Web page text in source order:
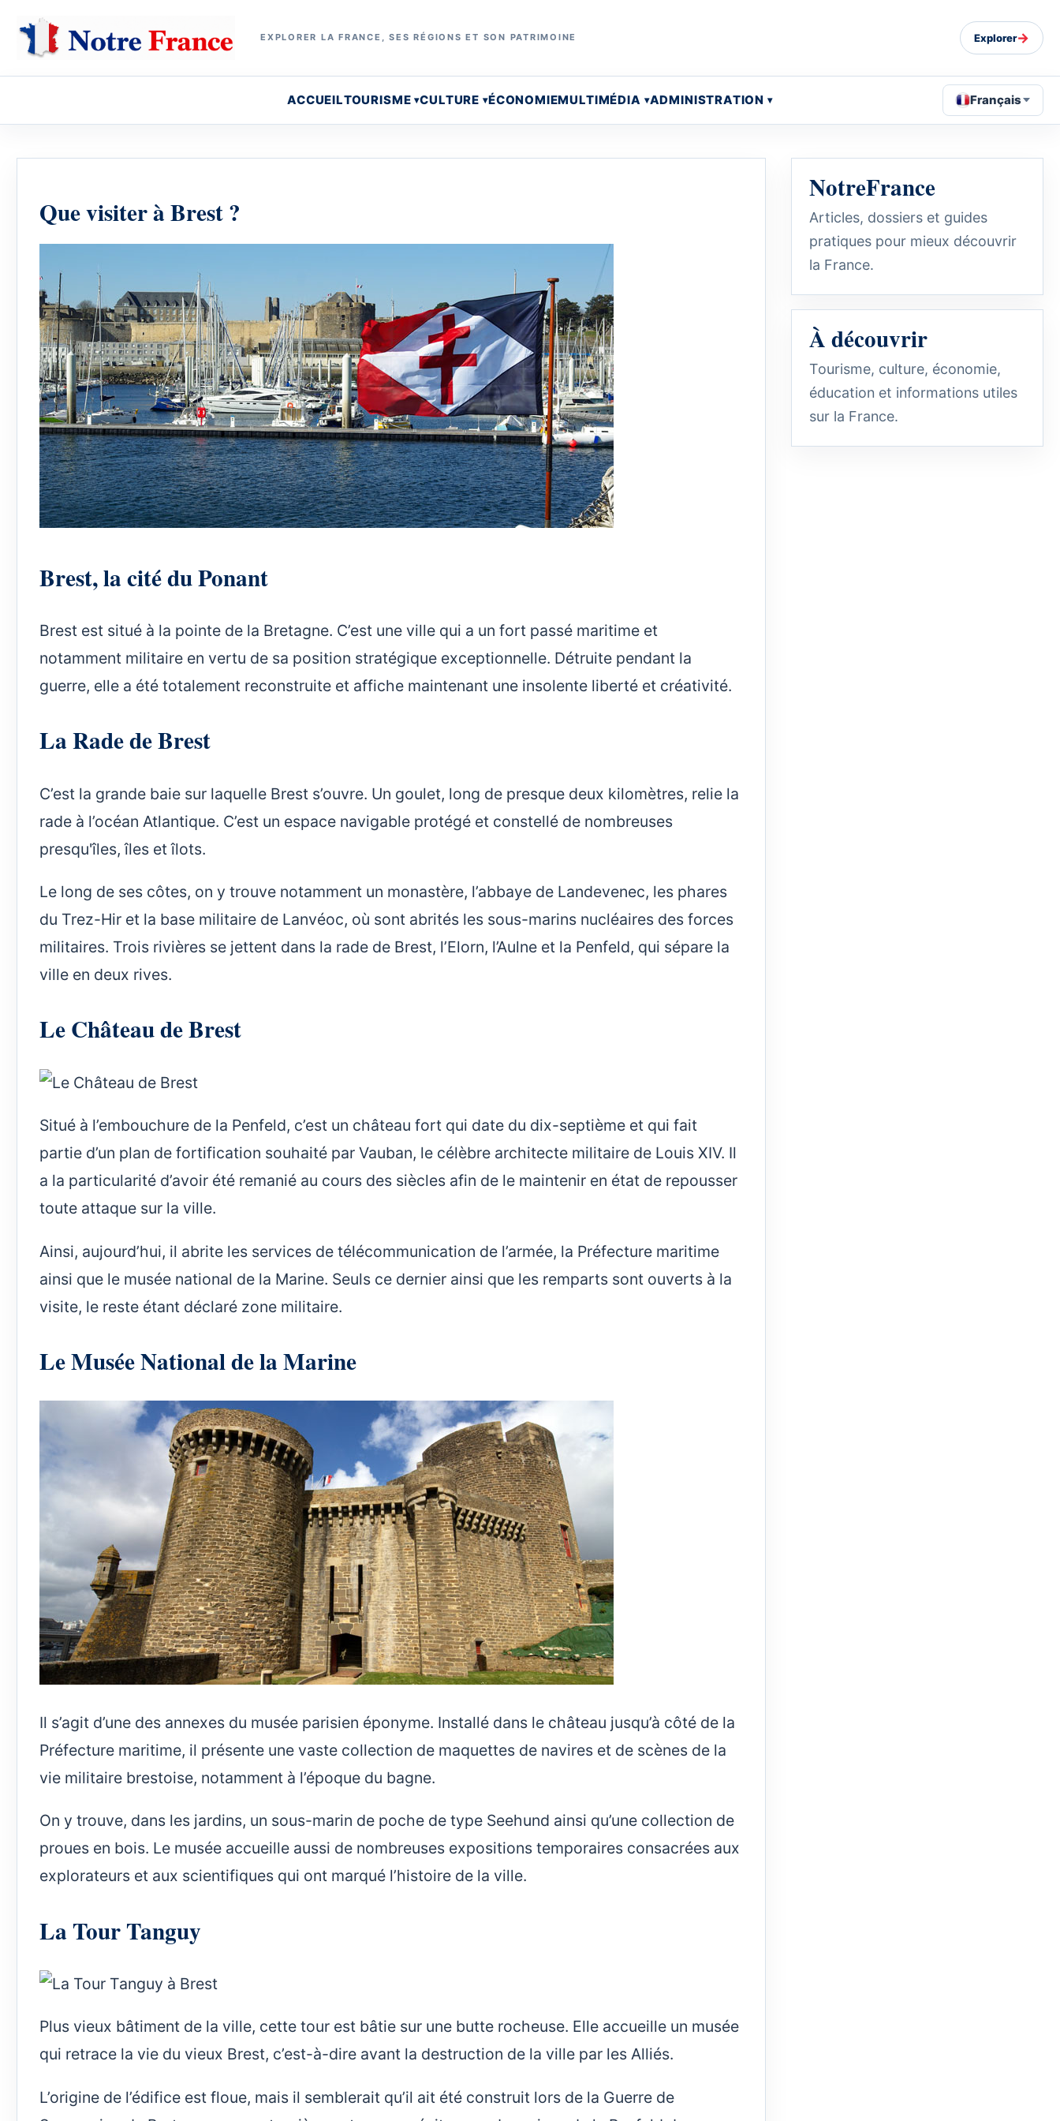
EXPLORER LA FRANCE, SES RÉGIONS ET SON PATRIMOINE Explorer→
ACCUEILTOURISME CULTURE ÉCONOMIEMULTIMÉDIA ADMINISTRATION Français
Que visiter à Brest ?
Brest, la cité du Ponant
Brest est situé à la pointe de la Bretagne. C’est une ville qui a un fort passé maritime et
notamment militaire en vertu de sa position stratégique exceptionnelle. Détruite pendant la
guerre, elle a été totalement reconstruite et affiche maintenant une insolente liberté et créativité.
La Rade de Brest
C’est la grande baie sur laquelle Brest s’ouvre. Un goulet, long de presque deux kilomètres, relie la
rade à l’océan Atlantique. C’est un espace navigable protégé et constellé de nombreuses
presqu'îles, îles et îlots.
Le long de ses côtes, on y trouve notamment un monastère, l’abbaye de Landevenec, les phares
du Trez-Hir et la base militaire de Lanvéoc, où sont abrités les sous-marins nucléaires des forces
militaires. Trois rivières se jettent dans la rade de Brest, l’Elorn, l’Aulne et la Penfeld, qui sépare la
ville en deux rives.
Le Château de Brest
Situé à l’embouchure de la Penfeld, c’est un château fort qui date du dix-septième et qui fait
partie d’un plan de fortification souhaité par Vauban, le célèbre architecte militaire de Louis XIV. Il
a la particularité d’avoir été remanié au cours des siècles afin de le maintenir en état de repousser
toute attaque sur la ville.
Ainsi, aujourd’hui, il abrite les services de télécommunication de l’armée, la Préfecture maritime
ainsi que le musée national de la Marine. Seuls ce dernier ainsi que les remparts sont ouverts à la
visite, le reste étant déclaré zone militaire.
Le Musée National de la Marine
Il s’agit d’une des annexes du musée parisien éponyme. Installé dans le château jusqu’à côté de la
Préfecture maritime, il présente une vaste collection de maquettes de navires et de scènes de la
vie militaire brestoise, notamment à l’époque du bagne.
On y trouve, dans les jardins, un sous-marin de poche de type Seehund ainsi qu’une collection de
proues en bois. Le musée accueille aussi de nombreuses expositions temporaires consacrées aux
explorateurs et aux scientifiques qui ont marqué l’histoire de la ville.
La Tour Tanguy
Plus vieux bâtiment de la ville, cette tour est bâtie sur une butte rocheuse. Elle accueille un musée
qui retrace la vie du vieux Brest, c’est-à-dire avant la destruction de la ville par les Alliés.
L’origine de l’édifice est floue, mais il semblerait qu’il ait été construit lors de la Guerre de
NotreFrance
Articles, dossiers et guides
pratiques pour mieux découvrir
la France.
À découvrir
Tourisme, culture, économie,
éducation et informations utiles
sur la France.